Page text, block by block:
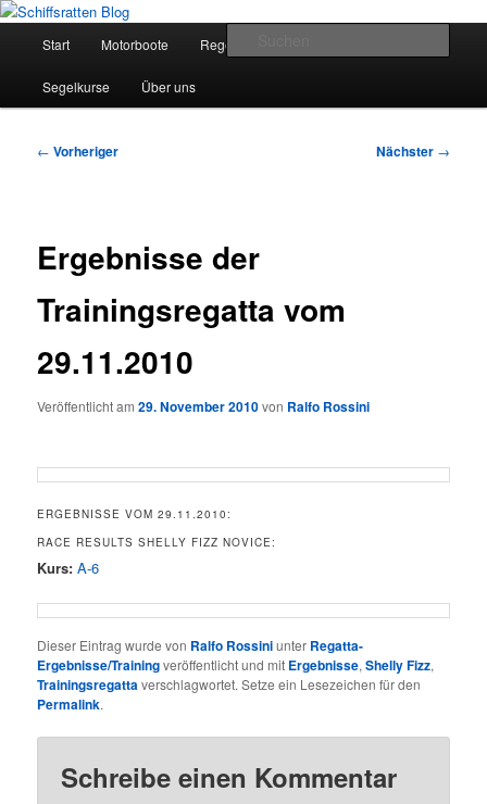
Zum
springenSchiffsratten Blog
Segelsport in Second Life
Start Motorboote Regelkunde
Segelkurse Über uns
Beitragsnavigation
← Vorheriger Nächster →
Ergebnisse der
Trainingsregatta vom
29.11.2010
Veröffentlicht am29. November 2010von Ralfo Rossini
ERGEBNISSE VOM 29.11.2010:
RACE RESULTS SHELLY FIZZ NOVICE:
Kurs:A-6
Dieser Eintrag wurde von Ralfo Rossiniunter Regatta-
Ergebnisse/Trainingveröffentlicht und mit Ergebnisse,Shelly Fizz,
Trainingsregattaverschlagwortet. Setze ein Lesezeichen für den
Permalink.
Schreibe einen Kommentar